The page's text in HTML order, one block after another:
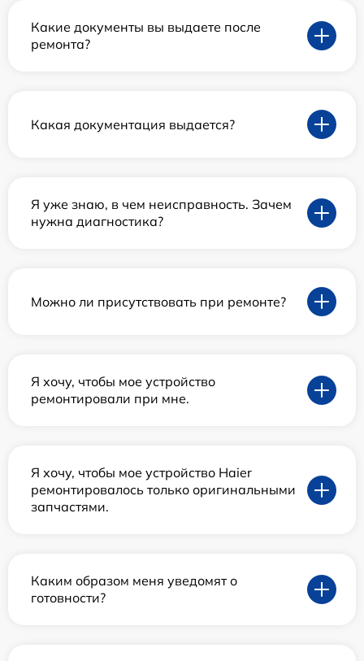
Какие документы вы выдаете после
ремонта?
Какая документация выдается?
Я уже знаю, в чем неисправность. Зачем
нужна диагностика?
Можно ли присутствовать при ремонте?
Я хочу, чтобы мое устройство
ремонтировали при мне.
Я хочу, чтобы мое устройство Haier
ремонтировалось только оригинальными
запчастями.
Каким образом меня уведомят о
готовности?